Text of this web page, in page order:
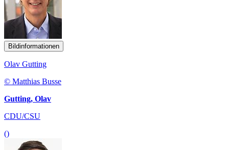
Bildinformationen
Olav Gutting
© Matthias Busse
Gutting, Olav
CDU/CSU
()